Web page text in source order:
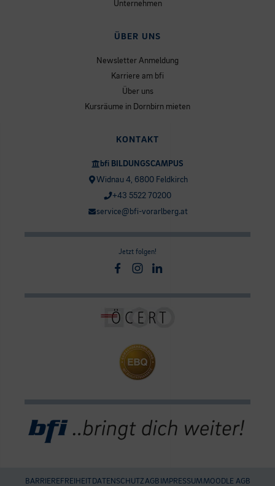
Unternehmen
ÜBER UNS
Newsletter Anmeldung
Karriere am bfi
Über uns
Kursräume in Dornbirn mieten
KONTAKT
bfi BILDUNGSCAMPUS
Widnau 4, 6800 Feldkirch
+43 5522 70200
service@bfi-vorarlberg.at
Jetzt folgen!
Facebook
Instagram
Linkedin
BARRIEREFREIHEIT DATENSCHUTZAGB IMPRESSUMMOODLE AGB